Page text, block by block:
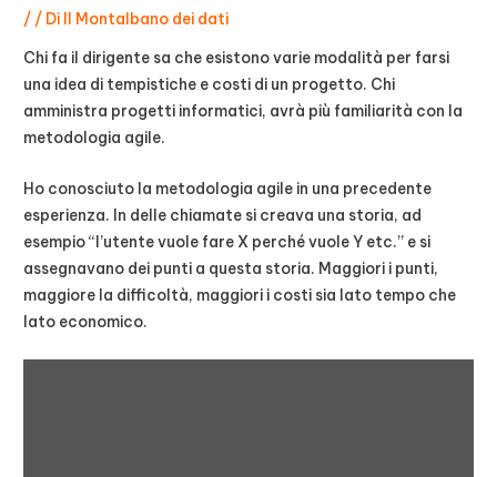
/ / Di Il Montalbano dei dati
Chi fa il dirigente sa che esistono varie modalità per farsi
una idea di tempistiche e costi di un progetto. Chi
amministra progetti informatici, avrà più familiarità con la
metodologia agile.
Ho conosciuto la metodologia agile in una precedente
esperienza. In delle chiamate si creava una storia, ad
esempio “l’utente vuole fare X perché vuole Y etc.” e si
assegnavano dei punti a questa storia. Maggiori i punti,
maggiore la difficoltà, maggiori i costi sia lato tempo che
lato economico.